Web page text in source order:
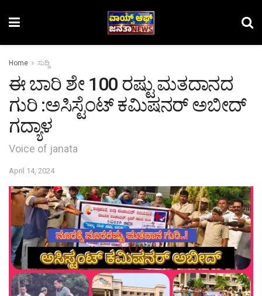
Home ಸುದ್ದಿ
ಈ ಬಾರಿ ಶೇ 100 ರಷ್ಟು ಮತದಾನದ
ಗುರಿ :ಅಸಿಸ್ಟೆಂಟ್ ಕಮಿಷನರ್ ಅಬೀದ್
ಗದ್ಯಾಳ
Voice of janata
April 14, 2024